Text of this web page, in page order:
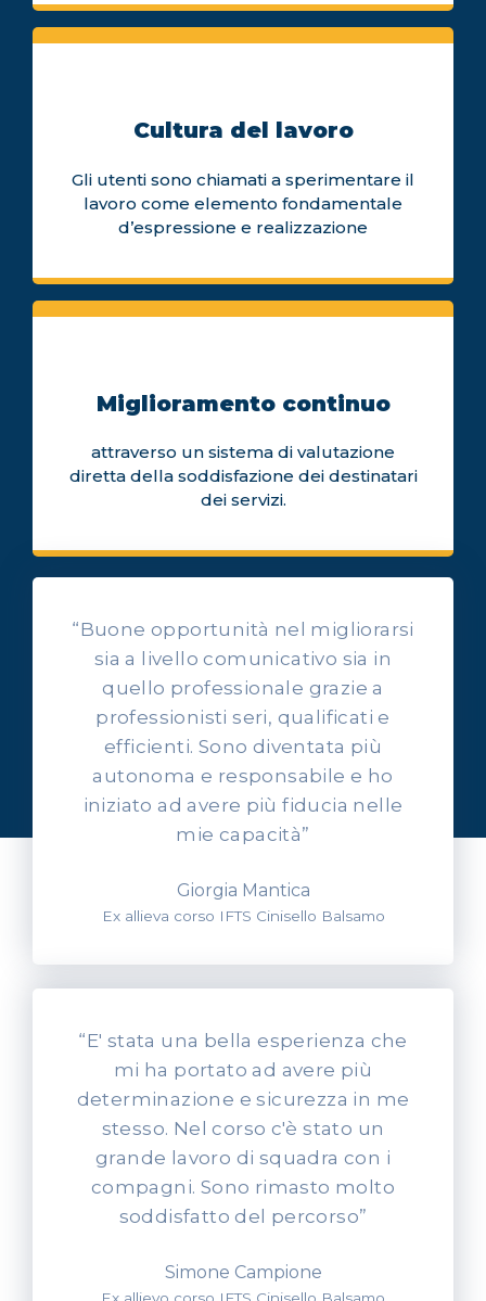
Cultura del lavoro
Gli utenti sono chiamati a sperimentare il
lavoro come elemento fondamentale
d’espressione e realizzazione
Miglioramento continuo
attraverso un sistema di valutazione
diretta della soddisfazione dei destinatari
dei servizi.
OPINIONI DEI NOSTRI ALLIEVI
Ascolta l'esperienza dei
nostri allievi
“Buone opportunità nel migliorarsi
sia a livello comunicativo sia in
quello professionale grazie a
professionisti seri, qualificati e
efficienti. Sono diventata più
autonoma e responsabile e ho
iniziato ad avere più fiducia nelle
mie capacità”
Giorgia Mantica
Ex allieva corso IFTS Cinisello Balsamo
“E' stata una bella esperienza che
mi ha portato ad avere più
determinazione e sicurezza in me
stesso. Nel corso c'è stato un
grande lavoro di squadra con i
compagni. Sono rimasto molto
soddisfatto del percorso”
Simone Campione